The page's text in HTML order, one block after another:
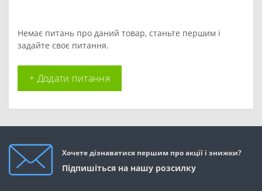
Немає питань про даний товар, станьте першим і
задайте своє питання.
+ Додати питання
Хочете дізнаватися першим про акції і знижки?
Підпишіться на нашу розсилку